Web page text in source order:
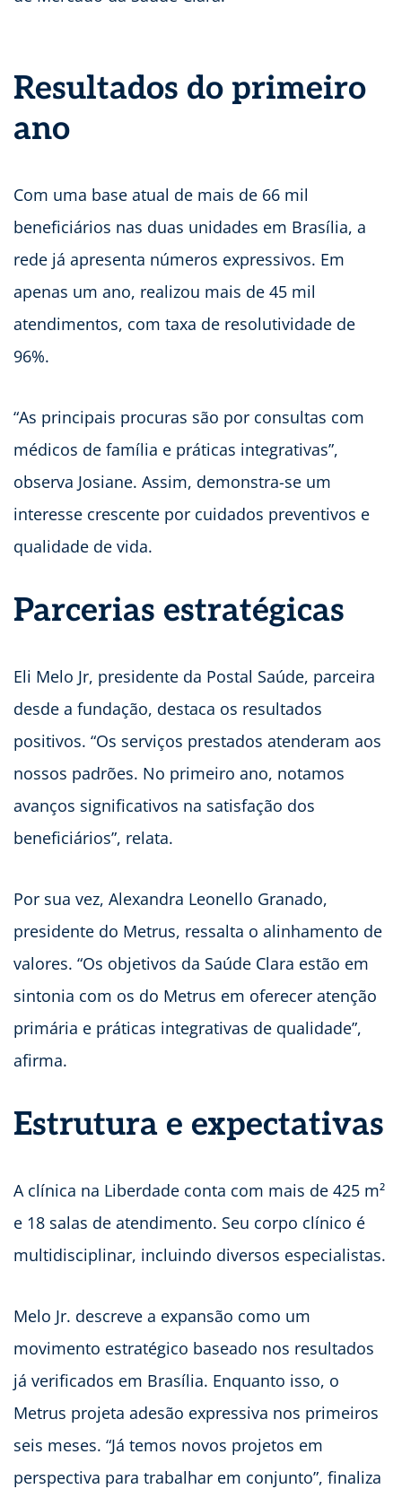
Resultados do primeiro
ano
Com uma base atual de mais de 66 mil
beneficiários nas duas unidades em Brasília, a
rede já apresenta números expressivos. Em
apenas um ano, realizou mais de 45 mil
atendimentos, com taxa de resolutividade de
96%.
“As principais procuras são por consultas com
médicos de família e práticas integrativas”,
observa Josiane. Assim, demonstra-se um
interesse crescente por cuidados preventivos e
qualidade de vida.
Parcerias estratégicas
Eli Melo Jr, presidente da Postal Saúde, parceira
desde a fundação, destaca os resultados
positivos. “Os serviços prestados atenderam aos
nossos padrões. No primeiro ano, notamos
avanços significativos na satisfação dos
beneficiários”, relata.
Por sua vez, Alexandra Leonello Granado,
presidente do Metrus, ressalta o alinhamento de
valores. “Os objetivos da Saúde Clara estão em
sintonia com os do Metrus em oferecer atenção
primária e práticas integrativas de qualidade”,
afirma.
Estrutura e expectativas
A clínica na Liberdade conta com mais de 425 m²
e 18 salas de atendimento. Seu corpo clínico é
multidisciplinar, incluindo diversos especialistas.
Melo Jr. descreve a expansão como um
movimento estratégico baseado nos resultados
já verificados em Brasília. Enquanto isso, o
Metrus projeta adesão expressiva nos primeiros
seis meses. “Já temos novos projetos em
perspectiva para trabalhar em conjunto”, finaliza